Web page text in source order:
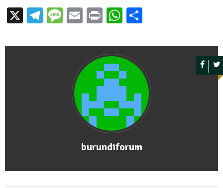
X Telegram
Message
EmailPrintWhatsApp
burundiforum